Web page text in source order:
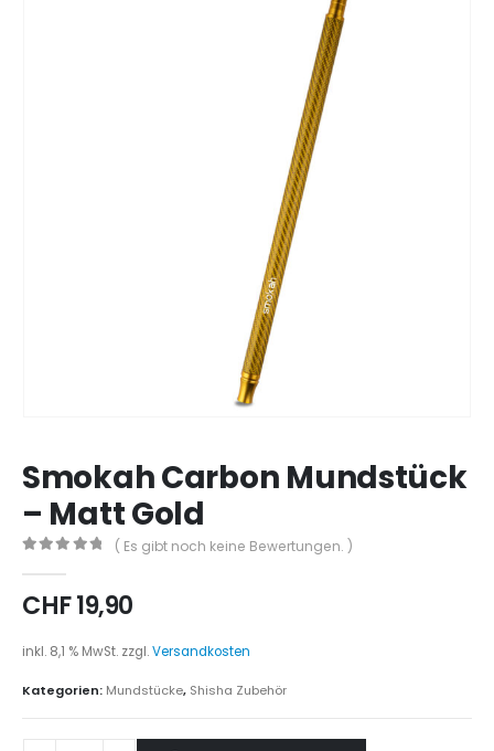
Smokah Carbon Mundstück
– Matt Gold
( Es gibt noch keine Bewertungen. )
CHF19,90
inkl. 8,1 % MwSt. zzgl.Versandkosten
Kategorien: Mundstücke, Shisha Zubehör